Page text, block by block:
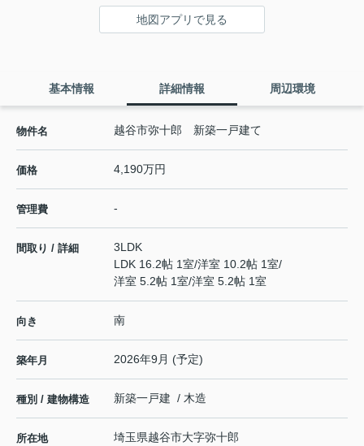
地図アプリで見る
基本情報 詳細情報 周辺環境
物件名 越谷市弥十郎 新築一戸建て
価格 4,190万円
管理費 -
間取り / 詳細
3LDK
LDK 16.2帖 1室/洋室 10.2帖 1室/
洋室 5.2帖 1室/洋室 5.2帖 1室
向き 南
築年月 2026年9月 (予定)
種別 / 建物構造 新築一戸建 / 木造
所在地 埼玉県越谷市大字弥十郎